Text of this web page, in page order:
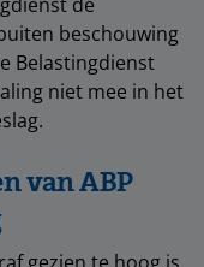
beschouwing
Belastingdienst
niet mee in het
van ABP